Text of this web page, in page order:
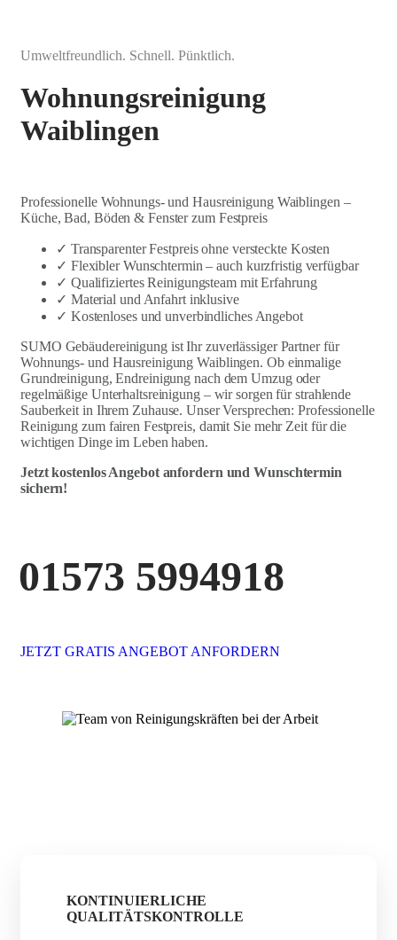
Umweltfreundlich. Schnell. Pünktlich.
Wohnungsreinigung
Waiblingen
Professionelle Wohnungs- und Hausreinigung Waiblingen –
Küche, Bad, Böden & Fenster zum Festpreis
✓ Transparenter Festpreis ohne versteckte Kosten
✓ Flexibler Wunschtermin – auch kurzfristig verfügbar
✓ Qualifiziertes Reinigungsteam mit Erfahrung
✓ Material und Anfahrt inklusive
✓ Kostenloses und unverbindliches Angebot
SUMO Gebäudereinigung ist Ihr zuverlässiger Partner für
Wohnungs- und Hausreinigung Waiblingen. Ob einmalige
Grundreinigung, Endreinigung nach dem Umzug oder
regelmäßige Unterhaltsreinigung – wir sorgen für strahlende
Sauberkeit in Ihrem Zuhause. Unser Versprechen: Professionelle
Reinigung zum fairen Festpreis, damit Sie mehr Zeit für die
wichtigen Dinge im Leben haben.
Jetzt kostenlos Angebot anfordern und Wunschtermin
sichern!
01573 5994918
JETZT GRATIS ANGEBOT ANFORDERN
KONTINUIERLICHE
QUALITÄTSKONTROLLE